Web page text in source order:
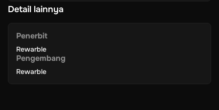
Detail lainnya
Penerbit
Rewarble
Pengembang
Rewarble